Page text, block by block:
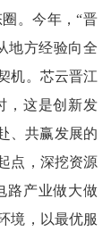
。今年，“晋
地方经验向全
机。芯云晋江
，这是创新发
、共赢发展的
点，深挖资源
路产业做大做
境，以最优服